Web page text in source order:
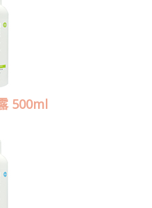
500ml